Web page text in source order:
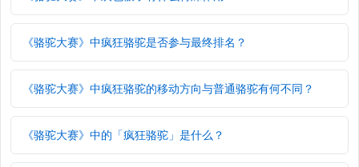
《骆驼大赛》中疯狂骆驼是否参与最终排名？
《骆驼大赛》中疯狂骆驼的移动方向与普通骆驼有何不同？
《骆驼大赛》中的「疯狂骆驼」是什么？